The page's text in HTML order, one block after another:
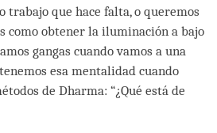
trabajo que hace falta, o queremos
como obtener la iluminación a bajo
gangas cuando vamos a una
esa mentalidad cuando
de Dharma: “¿Qué está de